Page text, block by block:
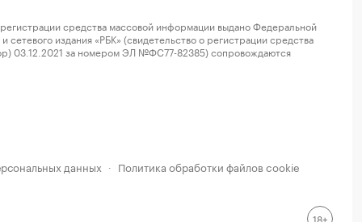
средства массовой информации выдано Федеральной
издания «РБК» (свидетельство о регистрации средства
03.12.2021 за номером ЭЛ №ФС77-82385) сопровождаются
данных · Политика обработки файлов cookie
18+